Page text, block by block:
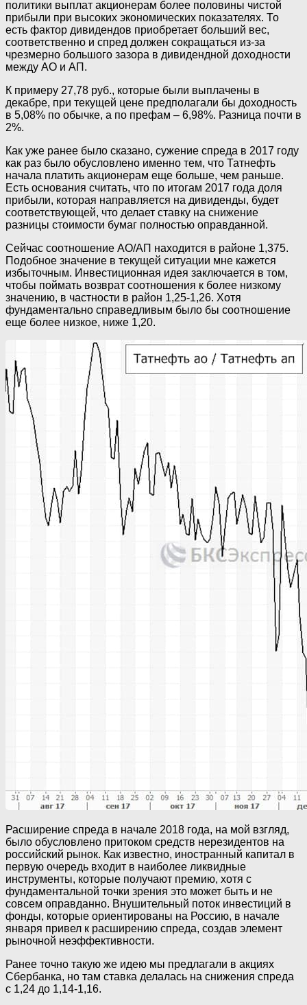
политики выплат акционерам более половины чистой
прибыли при высоких экономических показателях. То
есть фактор дивидендов приобретает больший вес,
соответственно и спред должен сокращаться из-за
чрезмерно большого зазора в дивидендной доходности
между АО и АП.
К примеру 27,78 руб., которые были выплачены в
декабре, при текущей цене предполагали бы доходность
в 5,08% по обычке, а по префам – 6,98%. Разница почти в
2%.
Как уже ранее было сказано, сужение спреда в 2017 году
как раз было обусловлено именно тем, что Татнефть
начала платить акционерам еще больше, чем раньше.
Есть основания считать, что по итогам 2017 года доля
прибыли, которая направляется на дивиденды, будет
соответствующей, что делает ставку на снижение
разницы стоимости бумаг полностью оправданной.
Сейчас соотношение АО/АП находится в районе 1,375.
Подобное значение в текущей ситуации мне кажется
избыточным. Инвестиционная идея заключается в том,
чтобы поймать возврат соотношения к более низкому
значению, в частности в район 1,25-1,26. Хотя
фундаментально справедливым было бы соотношение
еще более низкое, ниже 1,20.
Расширение спреда в начале 2018 года, на мой взгляд,
было обусловлено притоком средств нерезидентов на
российский рынок. Как известно, иностранный капитал в
первую очередь входит в наиболее ликвидные
инструменты, которые получают премию, хотя с
фундаментальной точки зрения это может быть и не
совсем оправданно. Внушительный поток инвестиций в
фонды, которые ориентированы на Россию, в начале
января привел к расширению спреда, создав элемент
рыночной неэффективности.
Ранее точно такую же идею мы предлагали в акциях
Сбербанка, но там ставка делалась на снижения спреда
с 1,24 до 1,14-1,16.